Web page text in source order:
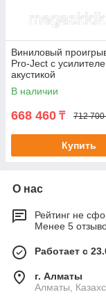
Виниловый
Pro-Ject с
акустикой
В наличии
668 460 ₸ 712 700
Купить
О нас
Рейтинг не
Менее 5
Работает с
г. Алматы
Алматы,